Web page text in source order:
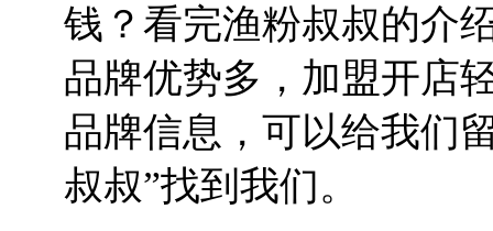
钱？看完渔粉叔叔的介
品牌优势多，加盟开店
品牌信息，可以给我们
叔叔”找到我们。